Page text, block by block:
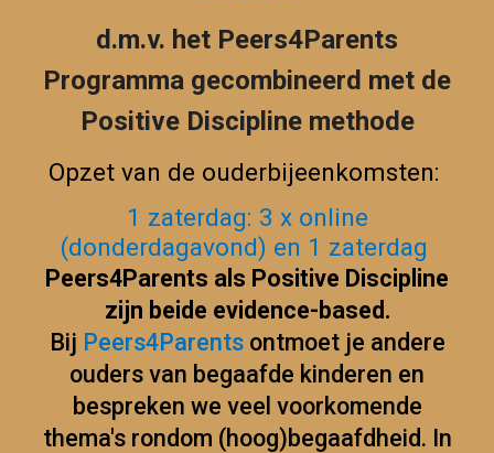
d.m.v. het Peers4Parents
Programma gecombineerd met de
Positive Discipline methode
Opzet van de ouderbijeenkomsten:
1 zaterdag: 3 x online
(donderdagavond) en 1 zaterdag
Peers4Parents als Positive Discipline
zijn beide evidence-based.
Bij Peers4Parents ontmoet je andere
ouders van begaafde kinderen en
bespreken we veel voorkomende
thema's rondom (hoog)begaafdheid. In